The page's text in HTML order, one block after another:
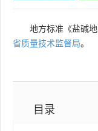
国外标准
地方标准《盐碱
省质量技术监督局。
目录